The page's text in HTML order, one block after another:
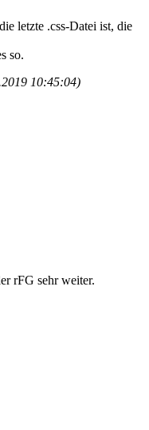
letzte .css-Datei ist, die
so.
10:45:04)
rFG sehr weiter.